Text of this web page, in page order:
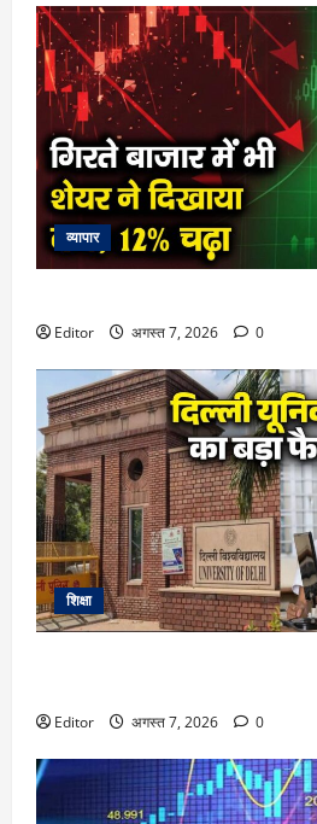
व्यापार
Editor अगस्त 7, 2026 0
शिक्षा
Editor अगस्त 7, 2026 0